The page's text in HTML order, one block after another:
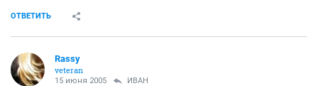
ОТВЕТИТЬ
Rassy
veteran
15 июня 2005 ИBАH